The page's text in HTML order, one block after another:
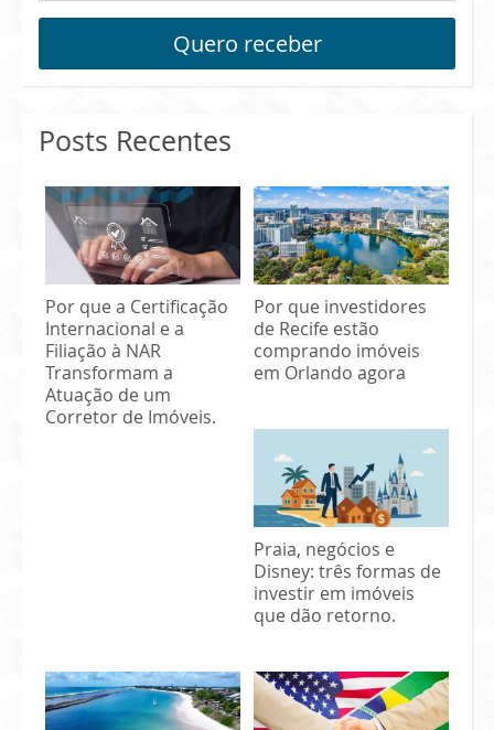
Quero receber
Posts Recentes
Por que a Certificação
Internacional e a
Filiação à NAR
Transformam a
Atuação de um
Corretor de Imóveis.
Por que investidores
de Recife estão
comprando imóveis
em Orlando agora
Praia, negócios e
Disney: três formas de
investir em imóveis
que dão retorno.